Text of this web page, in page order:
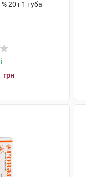
20 г 1 туба
грн